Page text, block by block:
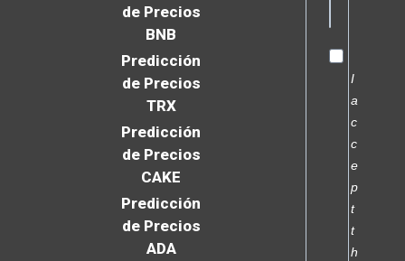
de Precios
BNB
Predicción
de Precios
TRX
Predicción
de Precios
CAKE
Predicción
de Precios
ADA
I
a
c
c
e
p
t
t
h